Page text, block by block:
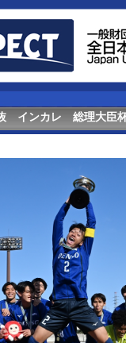
インカレ 総理大臣